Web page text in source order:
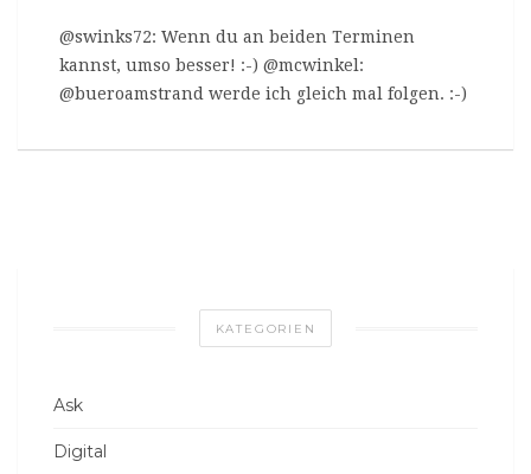
@swinks72: Wenn du an beiden Terminen
kannst, umso besser! :-) @mcwinkel:
@bueroamstrand werde ich gleich mal folgen. :-)
KATEGORIEN
Ask
Digital